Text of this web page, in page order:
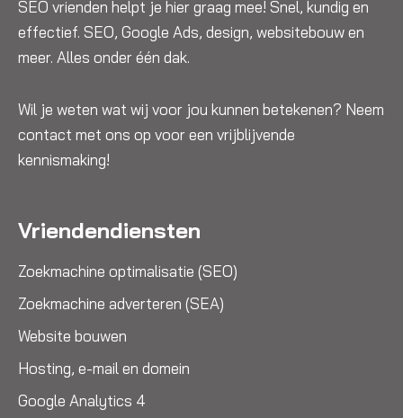
SEO vrienden helpt je hier graag mee! Snel, kundig en
effectief. SEO, Google Ads, design, websitebouw en
meer. Alles onder één dak.
Wil je weten wat wij voor jou kunnen betekenen? Neem
contact met ons op voor een vrijblijvende
kennismaking!
Vriendendiensten
Zoekmachine optimalisatie (SEO)
Zoekmachine adverteren (SEA)
Website bouwen
Hosting, e-mail en domein
Google Analytics 4